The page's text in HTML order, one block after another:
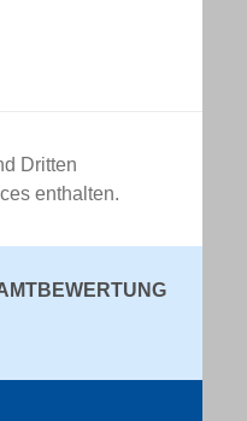
Dritten
enthalten.